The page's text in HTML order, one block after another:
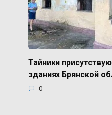
Тайники
зданиях Брянской
0